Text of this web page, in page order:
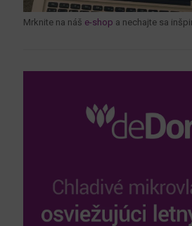
Mrknite na náš e-shop a nechajte sa